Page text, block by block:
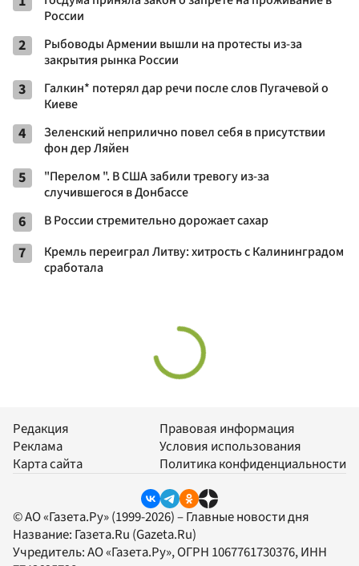
России
2
Рыбоводы Армении вышли на протесты из-за
закрытия рынка России
3
Галкин* потерял дар речи после слов Пугачевой о
Киеве
4
Зеленский неприлично повел cебя в присутствии
фон дер Ляйен
5
"Перелом ". В США забили тревогу из-за
случившегося в Донбассе
6 В России стремительно дорожает сахар
7
Кремль переиграл Литву: хитрость с Калининградом
сработала
Редакция
Реклама
Карта сайта
Правовая информация
Условия использования
Политика конфиденциальности
© АО «Газета.Ру» (1999-2026) – Главные новости дня
Название: Газета.Ru (Gazeta.Ru)
Учредитель:АО «Газета.Ру», ОГРН 1067761730376, ИНН